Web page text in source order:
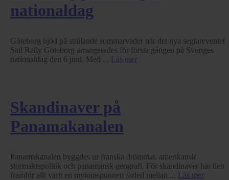
nationaldag
Göteborg bjöd på strålande sommarväder när det nya seglareventet
Sail Rally Göteborg arrangerades för första gången på Sveriges
nationaldag den 6 juni. Med ... Läs mer
Skandinaver på
Panamakanalen
Panamakanalen byggdes ur franska drömmar, amerikansk
stormaktspolitik och panamansk geografi. För skandinaver har den
framför allt varit en mytomspunnen farled mellan ... Läs mer